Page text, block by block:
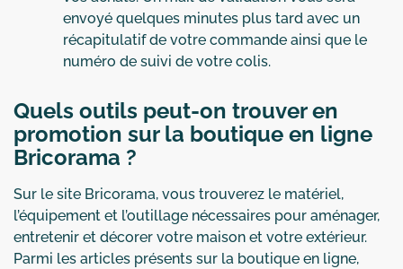
envoyé quelques minutes plus tard avec un
récapitulatif de votre commande ainsi que le
numéro de suivi de votre colis.
Quels outils peut-on trouver en
promotion sur la boutique en ligne
Bricorama ?
Sur le site Bricorama, vous trouverez le matériel,
l’équipement et l’outillage nécessaires pour aménager,
entretenir et décorer votre maison et votre extérieur.
Parmi les articles présents sur la boutique en ligne,